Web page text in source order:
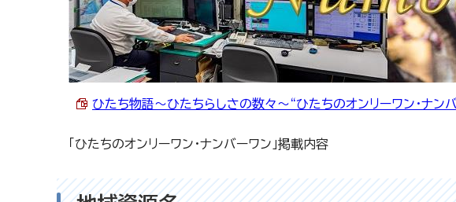
ひたち物語～ひたちらしさの数々～“ひたちのオンリーワン・ナン
「ひたちのオンリーワン・ナンバーワン」掲載内容